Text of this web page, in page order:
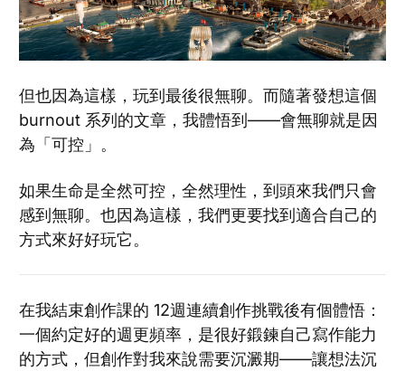
但也因為這樣，玩到最後很無聊。而隨著發想這個
burnout 系列的文章，我體悟到——會無聊就是因
為「可控」。
如果生命是全然可控，全然理性，到頭來我們只會
感到無聊。也因為這樣，我們更要找到適合自己的
方式來好好玩它。
在我結束創作課的 12週連續創作挑戰後有個體悟：
一個約定好的週更頻率，是很好鍛鍊自己寫作能力
的方式，但創作對我來說需要沉澱期——讓想法沉